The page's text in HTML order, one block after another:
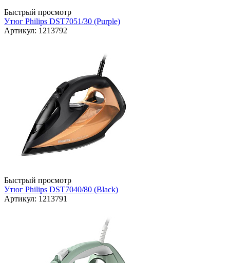
Быстрый просмотр
Утюг Philips DST7051/30 (Purple)
Артикул: 1213792
Быстрый просмотр
Утюг Philips DST7040/80 (Black)
Артикул: 1213791